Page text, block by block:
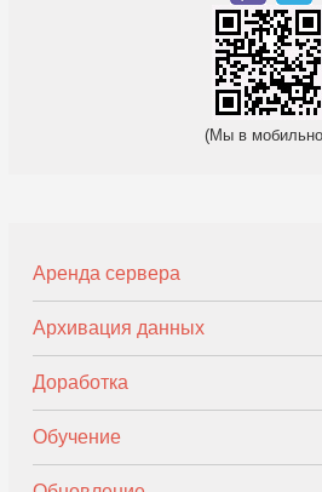
(Мы в
Аренда сервера
Архивация данных
Доработка
Обучение